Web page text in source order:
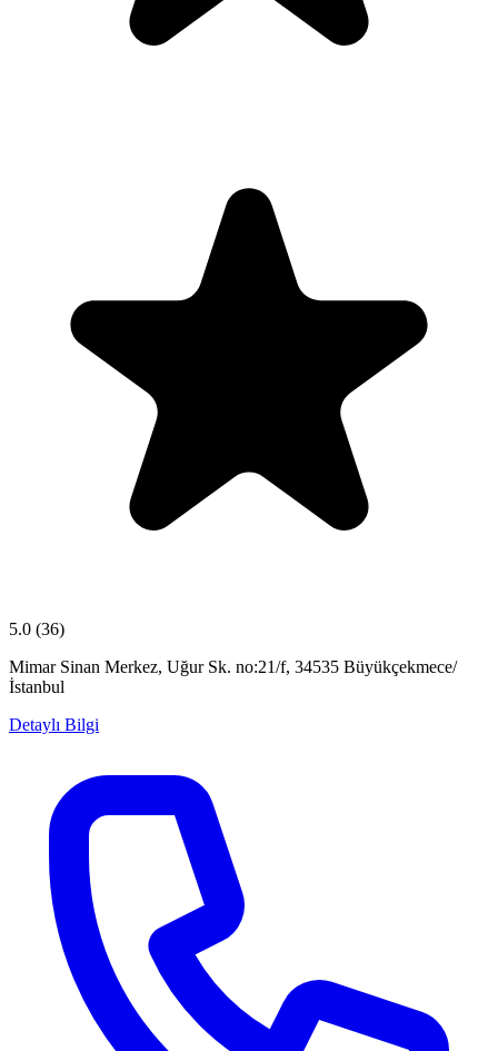
5.0 (36)
Mimar Sinan Merkez, Uğur Sk. no:21/f, 34535 Büyükçekmece/
İstanbul
Detaylı Bilgi